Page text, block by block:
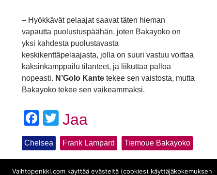
– Hyökkävät pelaajat saavat täten hieman
vapautta puolustuspäähän, joten Bakayoko on
yksi kahdesta puolustavasta
keskikenttäpelaajasta, jolla on suuri vastuu voittaa
kaksinkamppailu tilanteet, ja liikuttaa palloa
nopeasti. N’Golo Kantetekee sen vaistosta, mutta
Bakayoko tekee sen vaikeammaksi.
Facebook
Twitter
Jaa
Chelsea Frank Lampard Tiemoue Bakayoko
Vaihtopenkki.com käyttää evästeitä (cookies) käyttäjäkokemuksen